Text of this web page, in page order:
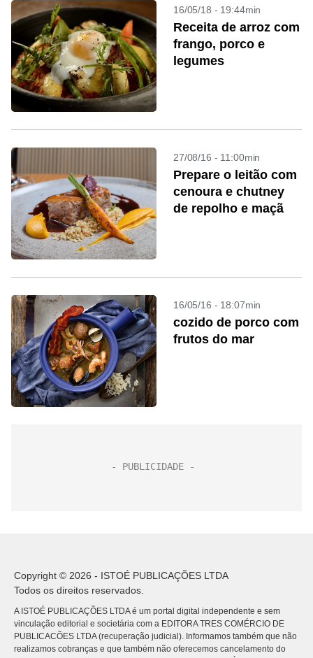
16/05/18 - 19:44min
Receita de arroz com
frango, porco e
legumes
27/08/16 - 11:00min
Prepare o leitão com
cenoura e chutney
de repolho e maçã
16/05/16 - 18:07min
cozido de porco com
frutos do mar
Copyright © 2026 - ISTOÉ PUBLICAÇÕES LTDA
Todos os direitos reservados.
A ISTOÉ PUBLICAÇÕES LTDA é um portal digital independente e sem
vinculação editorial e societária com a EDITORA TRES COMÉRCIO DE
PUBLICACÕES LTDA (recuperação judicial). Informamos também que não
realizamos cobranças e que também não oferecemos cancelamento do